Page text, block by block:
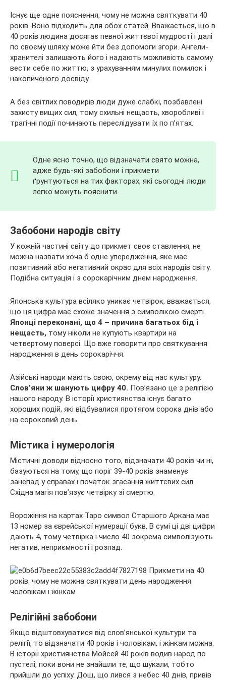
Існує ще одне пояснення, чому не можна святкувати 40
років. Воно підходить для обох статей. Вважається, що в
40 років людина досягає певної життєвої мудрості і далі
по своєму шляху може йти без допомоги згори. Ангели-
хранителі залишають його і надають можливість самому
вести себе по життю, з урахуванням минулих помилок і
накопиченого досвіду.
А без світлих поводирів люди дуже слабкі, позбавлені
захисту вищих сил, тому схильні нещасть, хворобливі і
трагічні події починають переслідувати їх по п’ятах.
Одне ясно точно, що відзначати свято можна,
адже будь-які забобони і прикмети
ґрунтуються на тих факторах, які сьогодні люди
легко можуть пояснити.
Забобони народів світу
У кожній частині світу до прикмет своє ставлення, не
можна назвати хоча б одне упередження, яке має
позитивний або негативний окрас для всіх народів світу.
Подібна ситуація і з сорокарічним днем народження.
Японська культура всіляко уникає четвірок, вважається,
що ця цифра має схоже значення з символікою смерті.
Японці переконані, що 4 – причина багатьох бід і
нещасть, тому ніколи не купують квартири на
четвертому поверсі. Що вже говорити про святкування
народження в день сорокаріччя.
Азійські народи мають свою, окрему від нас культуру.
Слов’яни ж шанують цифру 40. Пов’язано це з релігією
нашого народу. В історії християнства існує багато
хороших подій, які відбувалися протягом сорока днів або
на сороковий день.
Містика і нумерологія
Містичні доводи відносно того, відзначати 40 років чи ні,
базуються на тому, що поріг 39-40 років знаменує
занепад у справах і початок згасання життєвих сил.
Східна магія пов’язує четвірку зі смертю.
Ворожіння на картах Таро символ Старшого Аркана має
13 номер за єврейської нумерації букв. В сумі ці дві цифри
дають 4, тому четвірка і число 40 зокрема символізують
негатив, неприємності і розпад.
Релігійні забобони
Якщо відштовхуватися від слов’янської культури та
релігії, то відзначати 40 років і чоловікам, і жінкам можна.
В історії християнства Мойсей 40 років водив народ по
пустелі, поки вони не знайшли те, що шукали, тобто
прийшли до успіху. Дощ, що лився з небес 40 днів, привів